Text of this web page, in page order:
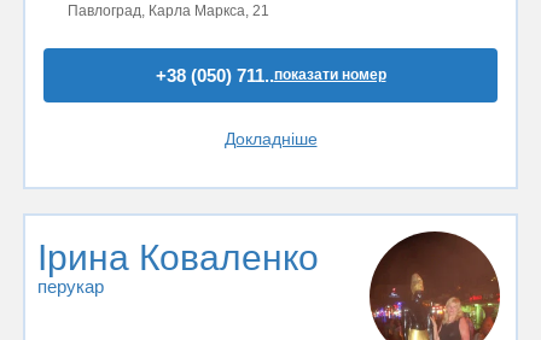
Павлоград, Карла Маркса, 21
+38 (050) 711..показати номер
Докладніше
Ірина Коваленко
перукар